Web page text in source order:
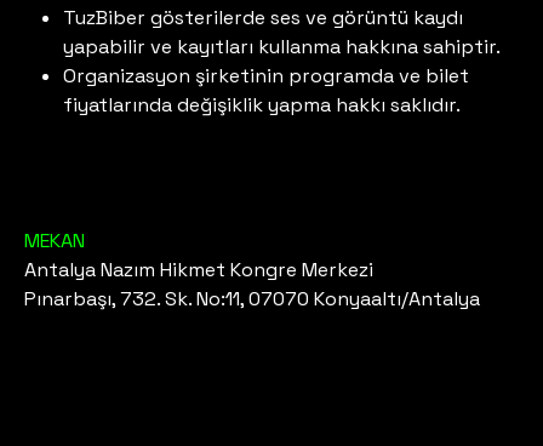
TuzBiber gösterilerde ses ve görüntü kaydı
yapabilir ve kayıtları kullanma hakkına sahiptir.
Organizasyon şirketinin programda ve bilet
fiyatlarında değişiklik yapma hakkı saklıdır.
MEKAN
Antalya Nazım Hikmet Kongre Merkezi
Pınarbaşı, 732. Sk. No:11, 07070 Konyaaltı/Antalya